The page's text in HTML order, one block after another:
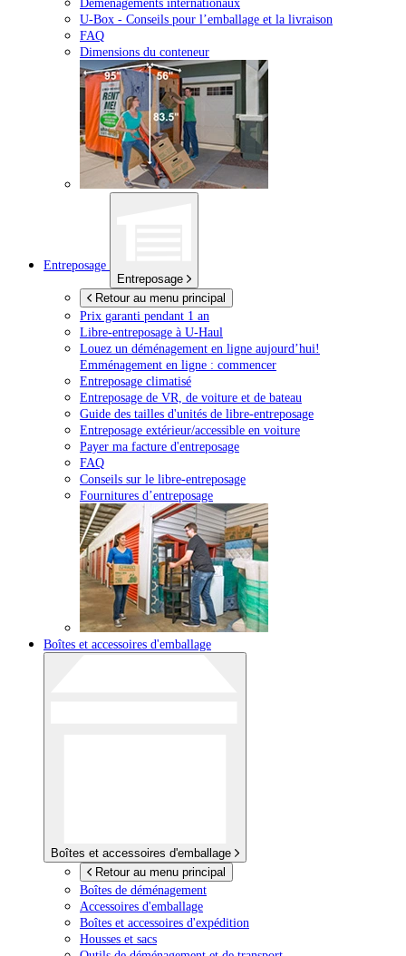
U-Box - Conseils pour l’emballage et la livraison
FAQ
Dimensions du conteneur
Entreposage
Entreposage
Retour au menu principal
Prix garanti pendant 1 an
Libre-entreposage à U-Haul
Louez un déménagement en ligne aujourd’hui!
Emménagement en ligne : commencer
Entreposage climatisé
Entreposage de VR, de voiture et de bateau
Guide des tailles d'unités de libre-entreposage
Entreposage extérieur/accessible en voiture
Payer ma facture d'entreposage
FAQ
Conseils sur le libre-entreposage
Fournitures d’entreposage
Boîtes et accessoires d'emballage
Boîtes et accessoires d'emballage
Retour au menu principal
Boîtes de déménagement
Accessoires d'emballage
Boîtes et accessoires d'expédition
Housses et sacs